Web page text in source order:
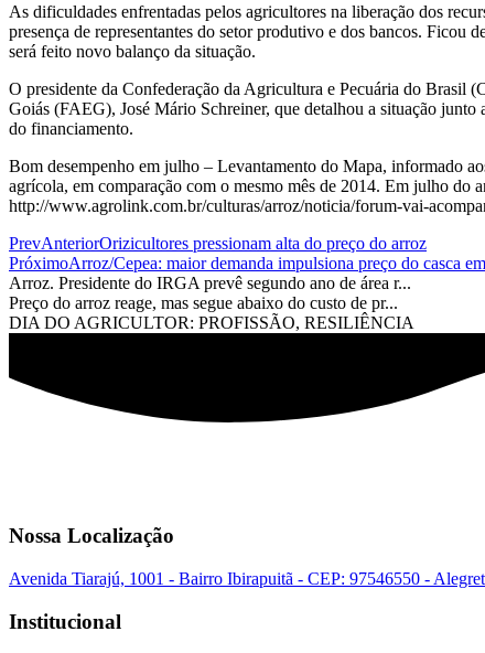
As dificuldades enfrentadas pelos agricultores na liberação dos
presença de representantes do setor produtivo e dos bancos.
será feito novo balanço da situação.
O presidente da Confederação da Agricultura e Pecuária do Brasil
Goiás (FAEG), José Mário Schreiner, que detalhou a situação
do financiamento.
Bom desempenho em julho – Levantamento do Mapa, informado
agrícola, em comparação com o mesmo mês de 2014. Em julho do
http://www.agrolink.com.br/culturas/arroz/noticia/forum-vai-
PrevAnteriorOrizicultores pressionam alta do preço do arroz
PróximoArroz/Cepea: maior demanda impulsiona preço do casca
Arroz. Presidente do IRGA prevê segundo ano de área r...
Preço do arroz reage, mas segue abaixo do custo de pr...
DIA DO AGRICULTOR: PROFISSÃO, RESILIÊNCIA
Nossa Localização
Avenida Tiarajú, 1001 - Bairro Ibirapuitã - CEP: 97546550 -
Institucional